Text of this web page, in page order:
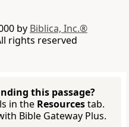
by Biblica, Inc.®
rights reserved
this passage?
in the Resourcestab.
Bible Gateway Plus.